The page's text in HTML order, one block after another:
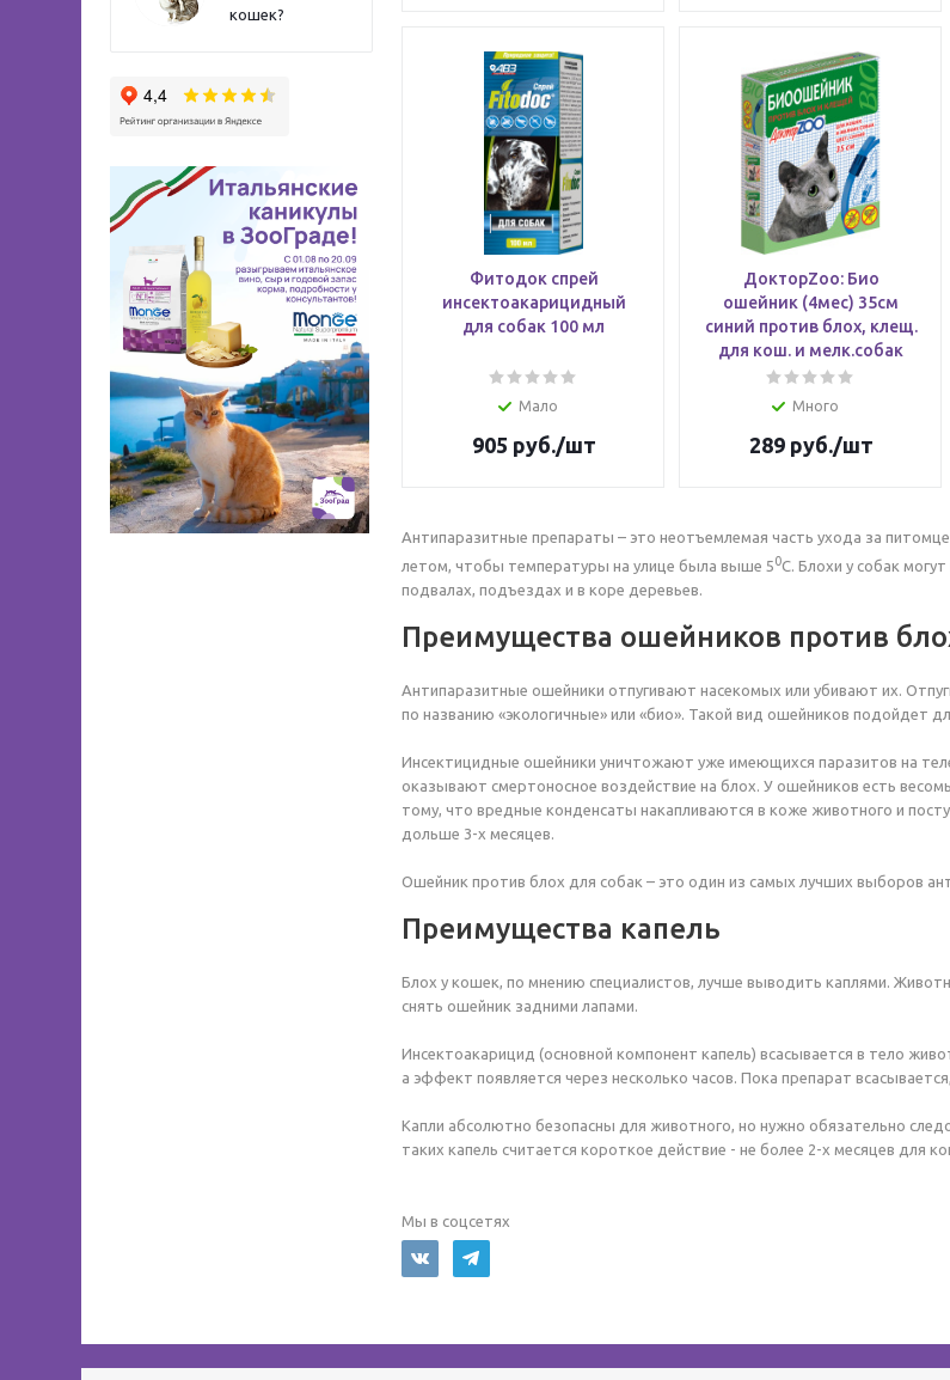
кошек?
Фитодок спрей
инсектоакарицидный
для собак 100 мл
Мало
905 руб./шт
ДокторZoo: Био
ошейник (4мес) 35см
синий против блох, клещ.
для кош. и мелк.собак
Много
289руб./шт
Антипаразитные препараты – это неотъемлемая часть ухода за
летом, чтобы температуры на улице была выше 50С. Блохи у собак
подвалах, подъездах и в коре деревьев.
Преимущества ошейников против
Антипаразитные ошейники отпугивают насекомых или убивают их.
по названию «экологичные» или «био». Такой вид ошейников подойдет
Инсектицидные ошейники уничтожают уже имеющихся паразитов на
оказывают смертоносное воздействие на блох. У ошейников есть
тому, что вредные конденсаты накапливаются в коже животного и
дольше 3-х месяцев.
Ошейник против блох для собак – это один из самых лучших выборов
Преимущества капель
Блох у кошек, по мнению специалистов, лучше выводить каплями.
снять ошейник задними лапами.
Инсектоакарицид (основной компонент капель) всасывается в тело
а эффект появляется через несколько часов. Пока препарат
Капли абсолютно безопасны для животного, но нужно обязательно
таких капель считается короткое действие - не более 2-х месяцев для
Мы в соцсетях